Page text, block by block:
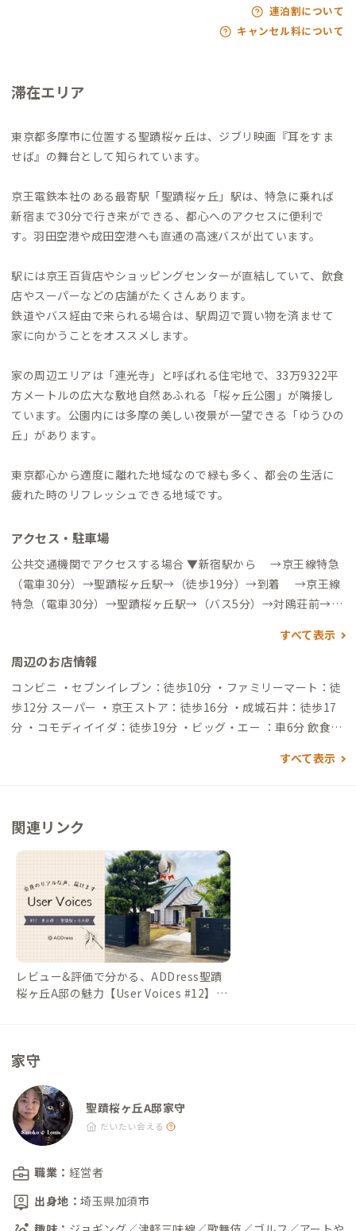
連泊割について
キャンセル料について
滞在エリア
東京都多摩市に位置する聖蹟桜ヶ丘は、ジブリ映画『耳をすま
せば』の舞台として知られています。
京王電鉄本社のある最寄駅「聖蹟桜ヶ丘」駅は、特急に乗れば
新宿まで30分で行き来ができる、都心へのアクセスに便利で
す。羽田空港や成田空港へも直通の高速バスが出ています。
駅には京王百貨店やショッピングセンターが直結していて、飲食
店やスーパーなどの店舗がたくさんあります。
鉄道やバス経由で来られる場合は、駅周辺で買い物を済ませて
家に向かうことをオススメします。
家の周辺エリアは「連光寺」と呼ばれる住宅地で、33万9322平
方メートルの広大な敷地自然あふれる「桜ヶ丘公園」が隣接し
ています。公園内には多摩の美しい夜景が一望できる「ゆうひの
丘」があります。
東京都心から適度に離れた地域なので緑も多く、都会の生活に
疲れた時のリフレッシュできる地域です。
アクセス・駐車場
公共交通機関でアクセスする場合 ▼新宿駅から →京王線特急
（電車30分）→聖蹟桜ヶ丘駅→（徒歩19分）→到着 →京王線
特急（電車30分）→聖蹟桜ヶ丘駅→（バス5分）→対鴎荘前→
→聖蹟桜ヶ丘駅→（徒歩19分）→到着 →（高速バス1時間20
分）→聖蹟桜ヶ丘駅→（バス5分）→対鴎荘前→（徒歩3分）→
到着 自動車でアクセスする場合 ▼新宿から →（高速道18分）
→稲城IC→（一般道13分）→到着 ▼羽田空港から →（高速道
38分）→稲城IC→（一般道13分）→到着
すべて表示
周辺のお店情報
コンビニ ・セブンイレブン：徒歩10分 ・ファミリーマート：徒
歩12分 スーパー ・京王ストア：徒歩16分 ・成城石井：徒歩17
分 ・コモディイイダ：徒歩19分 ・ビッグ・エー ：車6分 飲食
・カフェドフルリュス27：徒歩11分 ・星乃珈琲店：徒歩11分
ークラブ：車3分
すべて表示
関連リンク
レビュー&評価で分かる、ADDress聖蹟
桜ヶ丘A邸の魅力【User Voices #12】｜
家守
聖蹟桜ヶ丘A邸家守
だいたい会える
職業： 経営者
出身地： 埼玉県加須市